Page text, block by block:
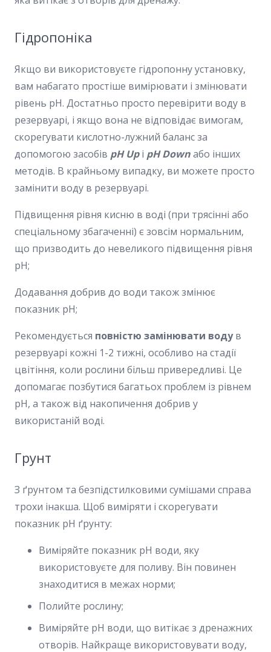
Гідропоніка
Якщо ви використовуєте гідропонну установку,
вам набагато простіше вимірювати і змінювати
рівень pH. Достатньо просто перевірити воду в
резервуарі, і якщо вона не відповідає вимогам,
скорегувати кислотно-лужний баланс за
допомогою засобів pH Upі pH Downабо інших
методів. В крайньому випадку, ви можете просто
замінити воду в резервуарі.
Підвищення рівня кисню в воді (при трясінні або
спеціальному збагаченні) є зовсім нормальним,
що призводить до невеликого підвищення рівня
pH;
Додавання добрив до води також змінює
показник pH;
Рекомендується повністю замінювати водув
резервуарі кожні 1-2 тижні, особливо на стадії
цвітіння, коли рослини більш привередливі. Це
допомагає позбутися багатьох проблем із рівнем
pH, а також від накопичення добрив у
використаній воді.
Грунт
З ґрунтом та безпідстилковими сумішами справа
трохи інакша. Щоб виміряти і скорегувати
показник pH ґрунту:
Виміряйте показник pH води, яку
використовуєте для поливу. Він повинен
знаходитися в межах норми;
Полийте рослину;
Виміряйте pH води, що витікає з дренажних
отворів. Найкраще використовувати воду,